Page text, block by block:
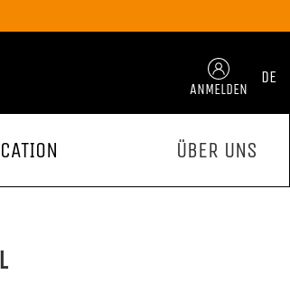
ANMELDEN
DE
ÜBER UNS